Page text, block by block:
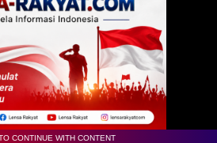
CONTINUE WITH CONTENT